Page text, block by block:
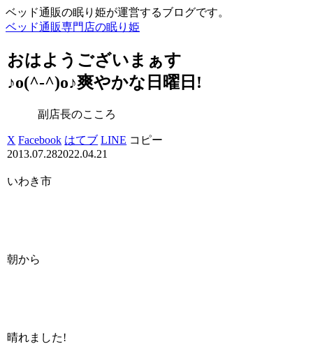
ベッド通販の眠り姫が運営するブログです。
ベッド通販専門店の眠り姫
おはようございまぁす
♪o(^-^)o♪爽やかな日曜日!
副店長のこころ
X Facebook はてブ LINE コピー
2013.07.282022.04.21
いわき市
朝から
晴れました!